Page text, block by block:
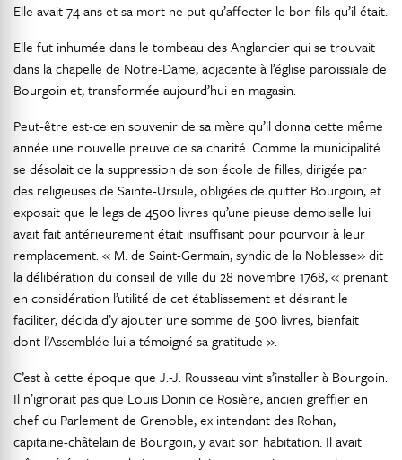
Elle avait 74 ans et sa mort ne put qu’affecter le bon fils qu’il était.
Elle fut inhumée dans le tombeau des Anglancier qui se trouvait
dans la chapelle de Notre-Dame, adjacente à l’église paroissiale de
Bourgoin et, transformée aujourd’hui en magasin.
Peut-être est-ce en souvenir de sa mère qu’il donna cette même
année une nouvelle preuve de sa charité. Comme la municipalité
se désolait de la suppression de son école de filles, dirigée par
des religieuses de Sainte-Ursule, obligées de quitter Bourgoin, et
exposait que le legs de 4500 livres qu’une pieuse demoiselle lui
avait fait antérieurement était insuffisant pour pourvoir à leur
remplacement. « M. de Saint-Germain, syndic de la Noblesse» dit
la délibération du conseil de ville du 28 novembre 1768, « prenant
en considération l’utilité de cet établissement et désirant le
faciliter, décida d’y ajouter une somme de 500 livres, bienfait
dont l’Assemblée lui a témoigné sa gratitude ».
C’est à cette époque que J.-J. Rousseau vint s’installer à Bourgoin.
Il n’ignorait pas que Louis Donin de Rosière, ancien greffier en
chef du Parlement de Grenoble, ex intendant des Rohan,
capitaine-châtelain de Bourgoin, y avait son habitation. Il avait